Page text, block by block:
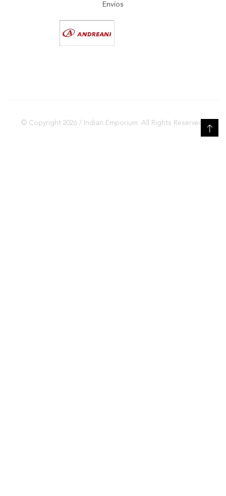
Envíos
© Copyright 2026 / Indian Emporium. All Rights Reserved.